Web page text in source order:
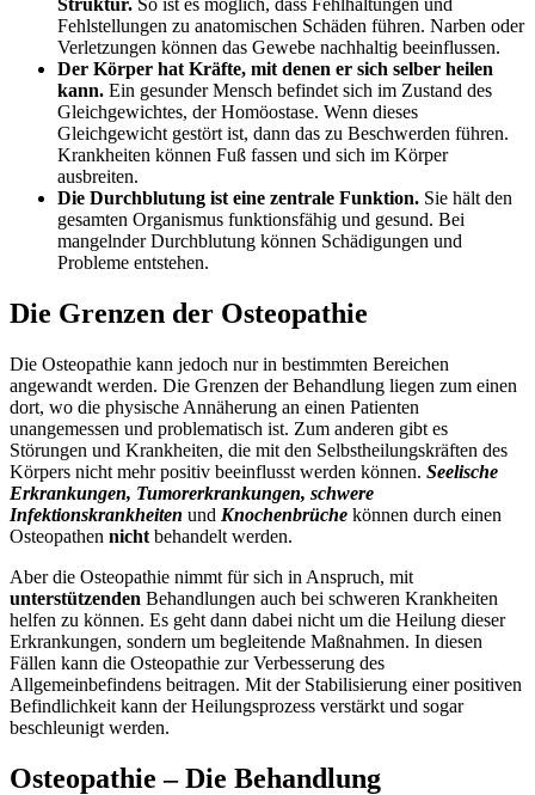
Struktur. So ist es möglich, dass Fehlhaltungen und
Fehlstellungen zu anatomischen Schäden führen. Narben oder
Verletzungen können das Gewebe nachhaltig beeinflussen.
Der Körper hat Kräfte, mit denen er sich selber heilen
kann. Ein gesunder Mensch befindet sich im Zustand des
Gleichgewichtes, der Homöostase. Wenn dieses
Gleichgewicht gestört ist, dann das zu Beschwerden führen.
Krankheiten können Fuß fassen und sich im Körper
ausbreiten.
Die Durchblutung ist eine zentrale Funktion. Sie hält den
gesamten Organismus funktionsfähig und gesund. Bei
mangelnder Durchblutung können Schädigungen und
Probleme entstehen.
Die Grenzen der Osteopathie
Die Osteopathie kann jedoch nur in bestimmten Bereichen
angewandt werden. Die Grenzen der Behandlung liegen zum einen
dort, wo die physische Annäherung an einen Patienten
unangemessen und problematisch ist. Zum anderen gibt es
Störungen und Krankheiten, die mit den Selbstheilungskräften des
Körpers nicht mehr positiv beeinflusst werden können. Seelische
Erkrankungen, Tumorerkrankungen, schwere
Infektionskrankheiten und Knochenbrüche können durch einen
Osteopathen nicht behandelt werden.
Aber die Osteopathie nimmt für sich in Anspruch, mit
unterstützenden Behandlungen auch bei schweren Krankheiten
helfen zu können. Es geht dann dabei nicht um die Heilung dieser
Erkrankungen, sondern um begleitende Maßnahmen. In diesen
Fällen kann die Osteopathie zur Verbesserung des
Allgemeinbefindens beitragen. Mit der Stabilisierung einer positiven
Befindlichkeit kann der Heilungsprozess verstärkt und sogar
beschleunigt werden.
Osteopathie – Die Behandlung